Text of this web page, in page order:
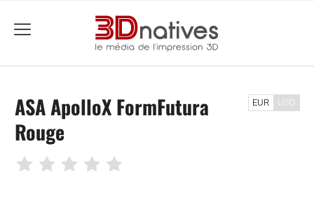
menu
ASA ApolloX FormFutura
Rouge
EUR USD